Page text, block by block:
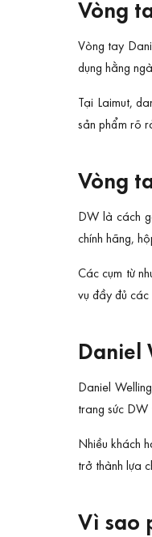
Vòng
Vòng tay
dụng hằng
Tại Laimut,
sản phẩm rõ
Vòng
DW là cách
chính hãng,
Các cụm từ
vụ đầy đủ các
Daniel
Daniel
trang sức DW
Nhiều khách
trở thành lựa
Vì sao